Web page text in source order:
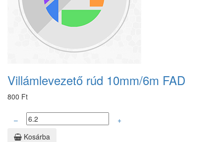
Villámlevezető rúd 10mm/6m FAD
800 Ft
–
+
Kosárba